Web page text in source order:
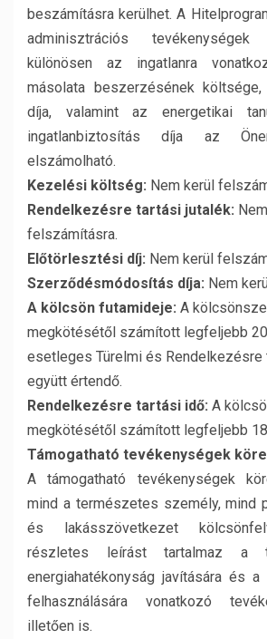
beszámításra kerülhet. A
adminisztrációs
különösen az ingatlanra
másolata beszerzésének
díja, valamint az energetikai
ingatlanbiztosítás díja az
elszámolható.
Kezelési költség: Nem kerül
Rendelkezésre tartási jutalék:
felszámításra.
Előtörlesztési díj: Nem kerül
Szerződésmódosítás díja: Nem
A kölcsön futamideje: A
megkötésétől számított legfeljebb
esetleges Türelmi és Rendelkezésre
együtt értendő.
Rendelkezésre tartási idő: A
megkötésétől számított legfeljebb 18
Támogatható tevékenységek
A támogatható tevékenységek
mind a természetes személy, mind
és lakásszövetkezet
részletes leírást tartalmaz a
energiahatékonyság javítására és a
felhasználására vonatkozó
illetően is.